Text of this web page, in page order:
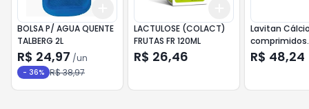
+10
Add
BOLSA P/ AGUA QUENTE
TALBERG 2L
R$ 24,97 /un
- 36% R$ 38,97
LACTULOSE (COLACT)
FRUTAS FR 120ML
R$ 26,46
Lavitan
comprimidos
Revestidos
R$ 48,24